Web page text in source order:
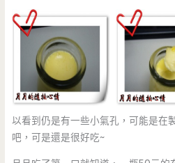
以看到仍是有一些小氣孔，可能是在
吧，可是還是很好吃~